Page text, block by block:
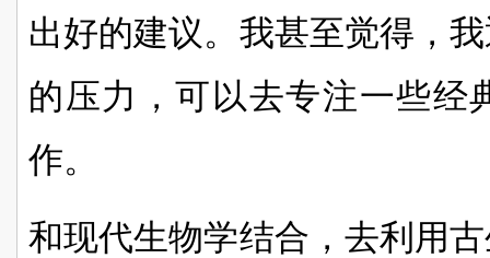
出好的建议。我甚至觉得，
的压力，可以去专注一些经
作。
和现代生物学结合，去利用